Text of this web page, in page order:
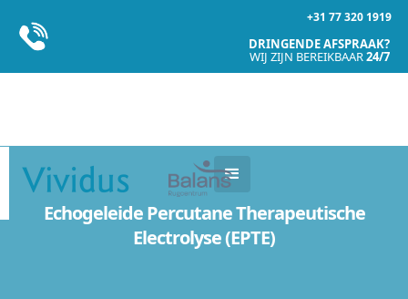
+31 77 320 1919
DRINGENDE AFSPRAAK?
WIJ ZIJN BEREIKBAAR24/7
Echogeleide Percutane Therapeutische
Electrolyse (EPTE)